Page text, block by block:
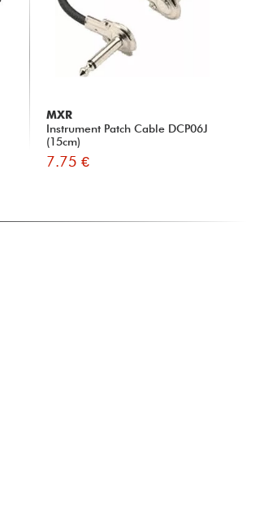
MXR
Instrument Patch Cable DCP06J
(15cm)
7.75 €